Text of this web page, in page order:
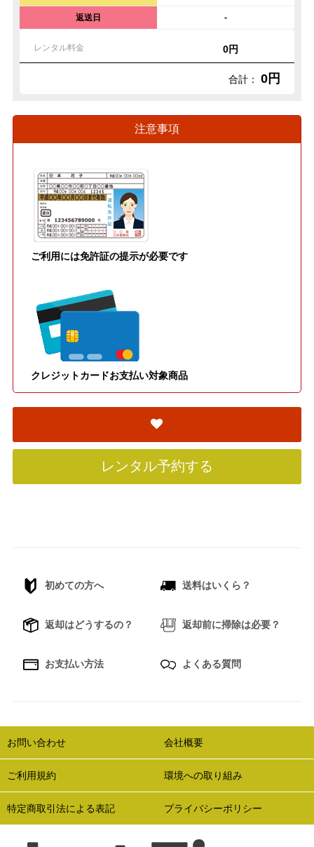
返送日 -
レンタル料金 0円
合計： 0円
注意事項
ご利用には免許証の提示が必要です
クレジットカードお支払い対象商品
レンタル予約する
初めての方へ 送料はいくら？
返却はどうするの？ 返却前に掃除は必要？
お支払い方法 よくある質問
お問い合わせ 会社概要
ご利用規約 環境への取り組み
特定商取引法による表記 プライバシーポリシー